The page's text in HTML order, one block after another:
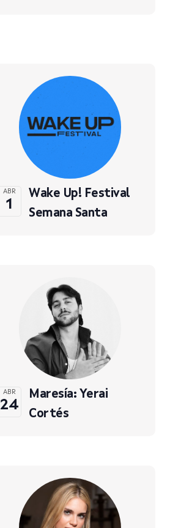
ABR
1
Wake Up! Festival
Semana Santa
ABR
24
Maresía: Yerai
Cortés